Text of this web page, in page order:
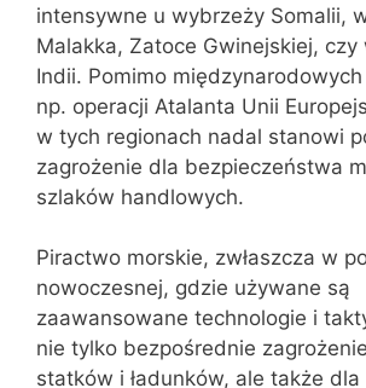
intensywne u wybrzeży Somalii,
Malakka, Zatoce Gwinejskiej,
Indii. Pomimo międzynarodowych
np. operacji Atalanta Unii
w tych regionach nadal stanowi
zagrożenie dla bezpieczeństwa
szlaków handlowych.
Piractwo morskie, zwłaszcza w
nowoczesnej, gdzie używane są
zaawansowane technologie i
nie tylko bezpośrednie
statków i ładunków, ale także dla